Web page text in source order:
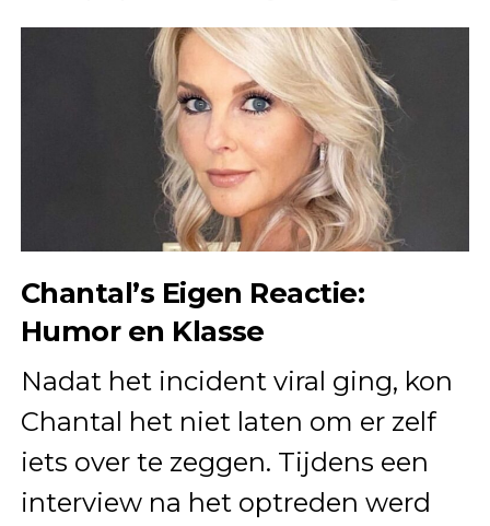
Chantal’s Eigen Reactie:
Humor en Klasse
Nadat het incident viral ging, kon
Chantal het niet laten om er zelf
iets over te zeggen. Tijdens een
interview na het optreden werd